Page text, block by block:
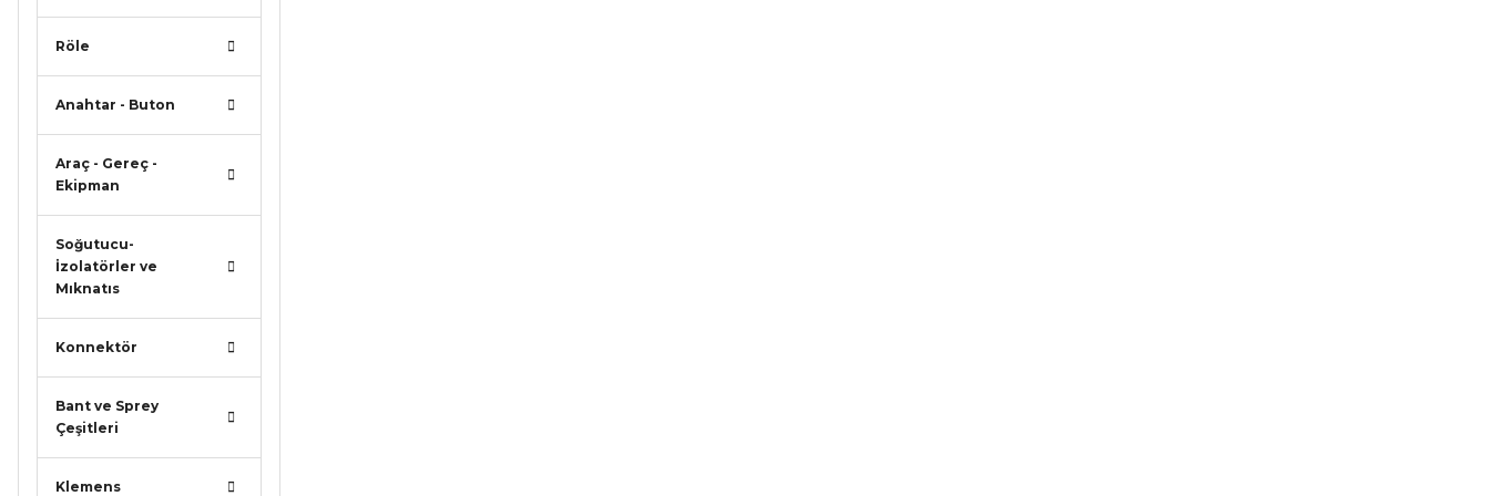
Röle
Anahtar - Buton
Araç - Gereç -
Ekipman
Soğutucu-
İzolatörler ve
Mıknatıs
Konnektör
Bant ve Sprey
Çeşitleri
Klemens